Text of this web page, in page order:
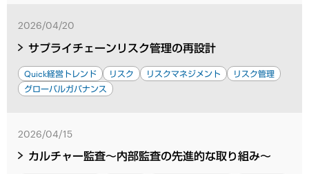
2026/04/20
サプライチェーンリスク管理の再設計
Quick経営トレンド リスク リスクマネジメント
リスク管理
グローバルガバナンス
2026/04/15
カルチャー監査～内部監査の先進的な取り組み～